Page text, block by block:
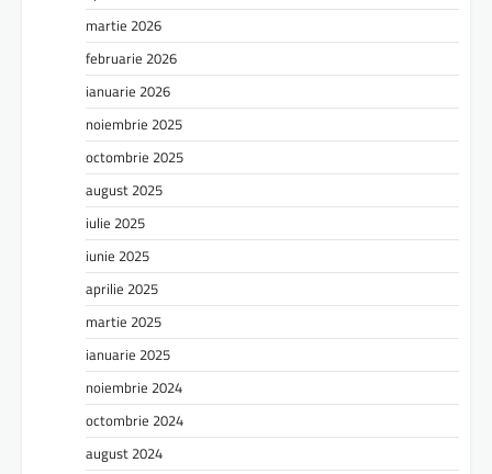
martie 2026
februarie 2026
ianuarie 2026
noiembrie 2025
octombrie 2025
august 2025
iulie 2025
iunie 2025
aprilie 2025
martie 2025
ianuarie 2025
noiembrie 2024
octombrie 2024
august 2024